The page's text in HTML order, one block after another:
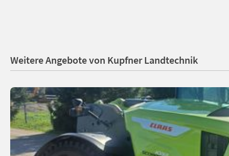
Weitere Angebote von Kupfner Landtechnik